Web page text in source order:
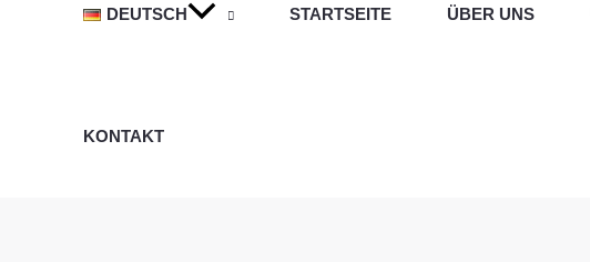
DEUTSCH STARTSEITE ÜBER UNS
KONTAKT